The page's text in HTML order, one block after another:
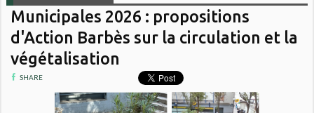
Municipales 2026 : propositions
d'Action Barbès sur la circulation et la
végétalisation
SHARE